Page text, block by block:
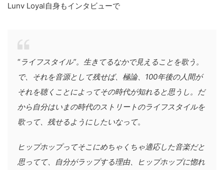
Lunv Loyal自身もインタビューで
“ライフスタイル”。生きてるなかで見えることを歌う。
で、それを音源として残せば、極論、100年後の人間が
それを聴くことによってその時代が知れると思うし。だ
から自分はいまの時代のストリートのライフスタイルを
歌って、残せるようにしたいなって。
ヒップホップってそこにめちゃくちゃ適応した音楽だと
思ってて、自分がラップする理由、ヒップホップに惚れ